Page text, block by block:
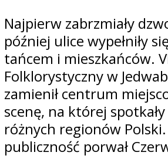
Najpierw zabrzmiały
później ulice wypełniły
tańcem i mieszkańców.
Folklorystyczny w
zamienił centrum
scenę, na której
różnych regionów Polski.
publiczność porwał